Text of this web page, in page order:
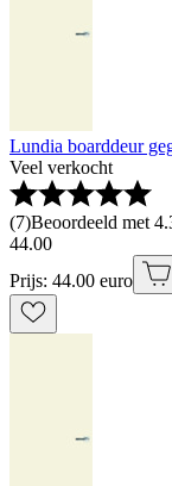
Lundia boarddeur
Veel verkocht
(7)Beoordeeld met
44.00
Prijs: 44.00 euro